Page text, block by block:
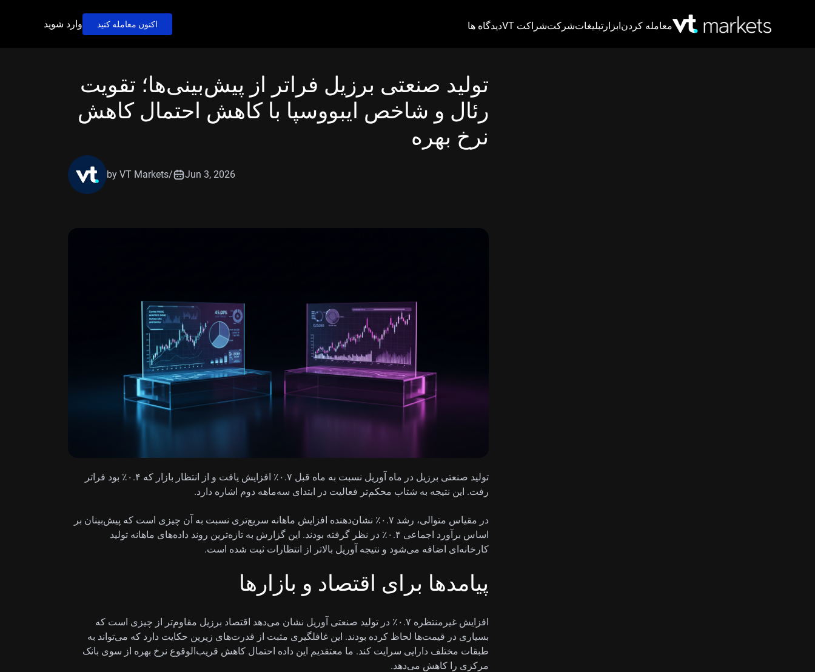
معامله کردنابزار تبلیغاتشرکتشراکت VT دیدگاه ها اکنون معامله کنید وارد شوید
تولید صنعتی برزیل فراتر از پیش‌بینی‌ها؛ تقویت
رئال و شاخص ایبووسپا با کاهش احتمال کاهش
نرخ بهره
by VT Markets/ Jun 3, 2026
تولید صنعتی برزیل در ماه آوریل نسبت به ماه قبل ۰.۷٪ افزایش یافت و از انتظار بازار که ۰.۴٪ بود فراتر
رفت. این نتیجه به شتاب محکم‌تر فعالیت در ابتدای سه‌ماهه دوم اشاره دارد.
در مقیاس متوالی، رشد ۰.۷٪ نشان‌دهنده افزایش ماهانه سریع‌تری نسبت به آن چیزی است که پیش‌بینان بر
اساس برآورد اجماعی ۰.۴٪ در نظر گرفته بودند. این گزارش به تازه‌ترین روند داده‌های ماهانه تولید
کارخانه‌ای اضافه می‌شود و نتیجه آوریل بالاتر از انتظارات ثبت شده است.
پیامدها برای اقتصاد و بازارها
افزایش غیرمنتظره ۰.۷٪ در تولید صنعتی آوریل نشان می‌دهد اقتصاد برزیل مقاوم‌تر از چیزی است که
بسیاری در قیمت‌ها لحاظ کرده بودند. این غافلگیری مثبت از قدرت‌های زیرین حکایت دارد که می‌تواند به
طبقات مختلف دارایی سرایت کند. ما معتقدیم این داده احتمال کاهش قریب‌الوقوع نرخ بهره از سوی بانک
مرکزی را کاهش می‌دهد.